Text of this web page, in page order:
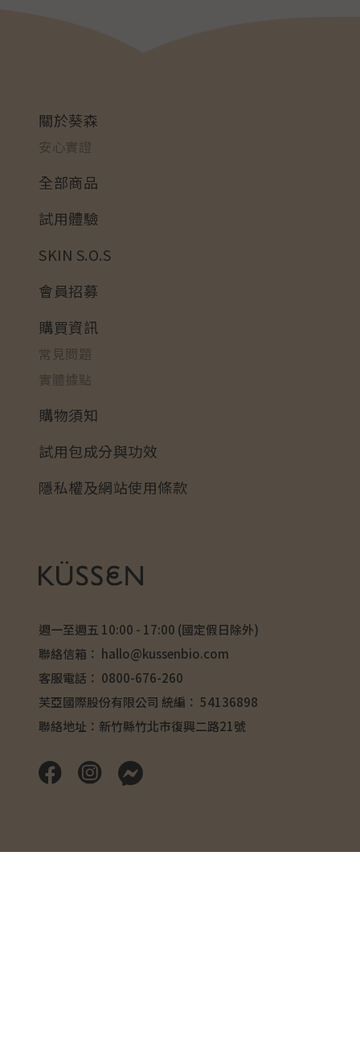
週一至週五 10:00 - 17:00 (國定假日除外)
聯絡信箱： hallo@kussenbio.com
客服電話： 0800-676-260
芙亞國際股份有限公司 統編： 54136898
聯絡地址：新竹縣竹北市復興二路21號
關於葵森
安心實證
全部商品
試用體驗
SKIN S.O.S
會員招募
購買資訊
常見問題
實體據點
購物須知
試用包成分與功效
隱私權及網站使用條款